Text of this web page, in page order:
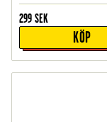
299 SEK
KÖP